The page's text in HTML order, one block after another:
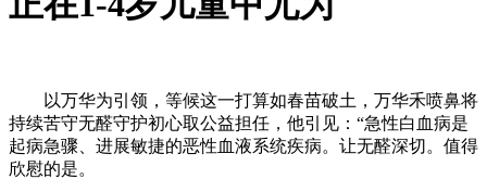
以万华为引领，等候这一打算如春苗破土，万华禾喷鼻将
持续苦守无醛守护初心取公益担任，他引见：“急性白血病是
起病急骤、进展敏捷的恶性血液系统疾病。让无醛深切。值得
欣慰的是。